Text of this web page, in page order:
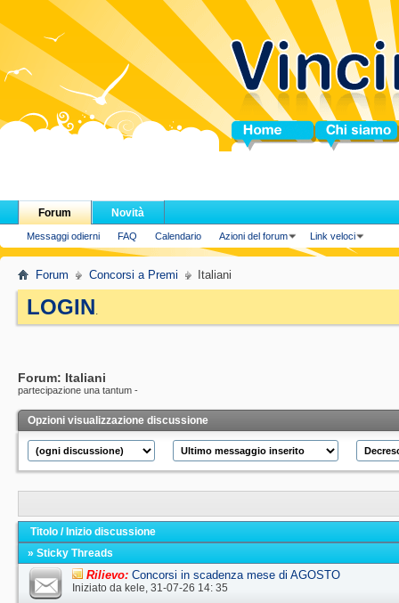
Home Chi siamo
Forum
Messaggi odierni FAQ Calendario Azioni del forum Link veloci
Novità
Forum Concorsi a Premi Italiani
LOGIN.
Forum: Italiani
partecipazione una tantum -
Opzioni visualizzazione discussione
Titolo /Inizio discussione
» Sticky Threads
Rilievo: Concorsi in scadenza mese di AGOSTO
Iniziato da kele‎, 31-07-26 14: 35